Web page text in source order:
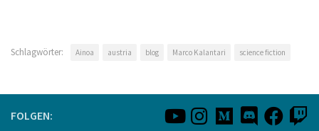
Schlagwörter: Ainoa austria blog Marco Kalantari science fiction
FOLGEN: